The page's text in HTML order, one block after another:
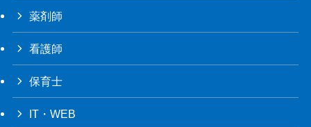
薬剤師
看護師
保育士
IT・WEB